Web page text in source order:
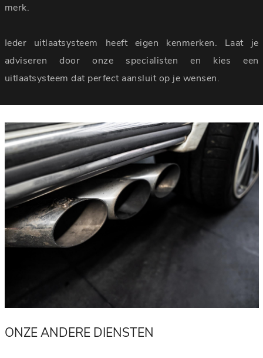
merk.
Ieder uitlaatsysteem heeft eigen kenmerken. Laat je
adviseren door onze specialisten en kies een
uitlaatsysteem dat perfect aansluit op je wensen.
ONZE ANDERE DIENSTEN